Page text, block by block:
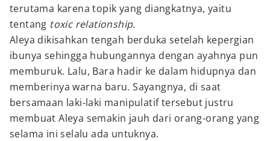
terutama karena topik yang diangkatnya, yaitu
tentang toxic relationship.
Aleya dikisahkan tengah berduka setelah kepergian
ibunya sehingga hubungannya dengan ayahnya pun
memburuk. Lalu, Bara hadir ke dalam hidupnya dan
memberinya warna baru. Sayangnya, di saat
bersamaan laki-laki manipulatif tersebut justru
membuat Aleya semakin jauh dari orang-orang yang
selama ini selalu ada untuknya.